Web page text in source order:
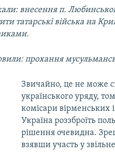
внесення п.
татарські війська на
прохання
Звичайно, це не може
українського уряду,
комісари вірменських
Україна роззброїть
рішення очевидна.
взявши участь у